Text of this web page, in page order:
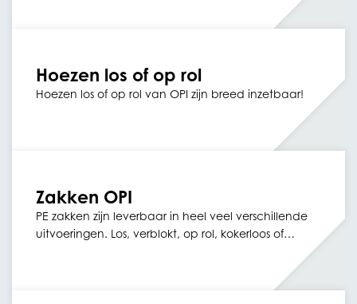
Hoezen los of op rol
Hoezen los of op rol van OPI zijn breed inzetbaar!
Zakken OPI
PE zakken zijn leverbaar in heel veel verschillende
uitvoeringen. Los, verblokt, op rol, kokerloos of…